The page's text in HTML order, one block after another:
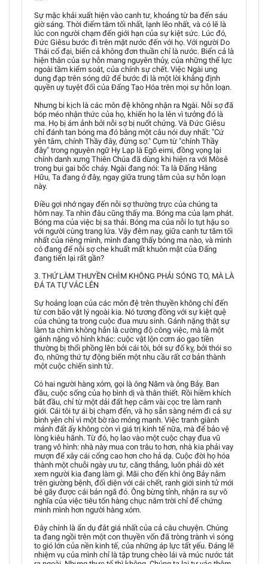
Sự mặc khải xuất hiện vào canh tư, khoảng từ ba đến sáu
giờ sáng. Thời điểm tăm tối nhất, lạnh lẽo nhất, và có lẽ là
lúc con người chạm đến giới hạn của sự kiệt sức. Lúc đó,
Đức Giêsu bước đi trên mặt nước đến với họ. Với người Do
Thái cổ đại, biển cả không đơn thuần chỉ là nước. Biển cả là
hiện thân của sự hỗn mang nguyên thủy, của những thế lực
ngoài tầm kiểm soát, của chính sự chết. Việc Ngài ung
dung đạp trên sóng dữ để bước đi là một lời khẳng định
quyền uy tuyệt đối của Đấng Tạo Hóa trên mọi sự hỗn loạn.
Nhưng bi kịch là các môn đệ không nhận ra Ngài. Nỗi sợ đã
bóp méo nhận thức của họ, khiến họ la lên vì tưởng đó là
ma. Họ bị ám ảnh bởi nỗi sợ bị nuốt chửng. Và Đức Giêsu
chỉ đánh tan bóng ma đó bằng một câu nói duy nhất: "Cứ
yên tâm, chính Thầy đây, đừng sợ." Cụm từ "chính Thầy
đây" trong nguyên ngữ Hy Lạp là Egō eimi, đồng vọng lại
chính danh xưng Thiên Chúa đã dùng khi hiện ra với Môsê
trong bụi gai bốc cháy. Ngài đang nói: Ta là Đấng Hằng
Hữu, Ta đang ở đây, ngay giữa trung tâm của sự hỗn loạn
này.
Điều gợi nhớ ngay đến nỗi sợ thường trực của chúng ta
hôm nay. Ta nhìn đâu cũng thấy ma. Bóng ma của lạm phát.
Bóng ma của việc bị sa thải. Bóng ma của nỗi lo tụt hậu so
với người cùng trang lứa. Vậy đêm nay, giữa canh tư tăm tối
nhất của riêng mình, mình đang thấy bóng ma nào, và mình
có đang để nỗi sợ che khuất mất khuôn mặt của Đấng
đang tiến lại rất gần?
3. THỨ LÀM THUYỀN CHÌM KHÔNG PHẢI SÓNG TO, MÀ LÀ
ĐÁ TA TỰ VÁC LÊN
Sự hoảng loạn của các môn đệ trên thuyền không chỉ đến
từ cơn bão vật lý ngoài kia. Nó tương đồng với sự kiệt quệ
của chúng ta trong cuộc đua mưu sinh. Gánh nặng thật sự
làm ta chìm không hẳn là cường độ công việc, mà là một
gánh nặng vô hình khác: cuộc vật lộn cơm áo gạo tiền
thường bị thổi phồng lên bởi cái tôi, bởi sự đố kỵ, bởi thói so
đo, những thứ tự động biến một nhu cầu rất cơ bản thành
một cuộc chiến sinh tử.
Có hai người hàng xóm, gọi là ông Năm và ông Bảy. Ban
đầu, cuộc sống của họ bình dị và thân thiết. Rồi hiềm khích
bắt đầu, chỉ từ một dải đất hẹp cắm vài cọc tre làm ranh
giới. Cái tôi tự ái bị chạm đến, và họ sẵn sàng ném đi cả sự
bình yên chỉ vì một bờ rào mỏng manh. Việc tranh giành
mảnh đất ấy không còn vì giá trị kinh tế nữa, mà để bảo vệ
lòng kiêu hãnh. Từ đó, họ lao vào một cuộc chạy đua vũ
trang vô hình: nhà này mua con trâu to hơn, nhà kia phải vay
mượn để xây cái cổng cao hơn cho hả dạ. Cuộc đời họ hóa
thành một chuỗi ngày ưu tư, căng thẳng, luôn phải dò xét
xem người kia đang làm gì. Mãi cho đến khi ông Bảy nằm
trên giường bệnh, đối diện với cái chết, ranh giới sinh tử mới
bẻ gãy được cái bản ngã đó. Ông bừng tỉnh, nhận ra sự vô
nghĩa của việc tiêu tốn hàng chục năm trời chỉ để chứng
minh mình hơn người hàng xóm.
Đây chính là ẩn dụ đắt giá nhất của cả câu chuyện. Chúng
ta đang ngồi trên một con thuyền vốn đã tròng trành vì sóng
to gió lớn của nền kinh tế, của những áp lực tất yếu. Đáng lẽ
nhiệm vụ của mình chỉ là tập trung chèo lái và múc nước tát